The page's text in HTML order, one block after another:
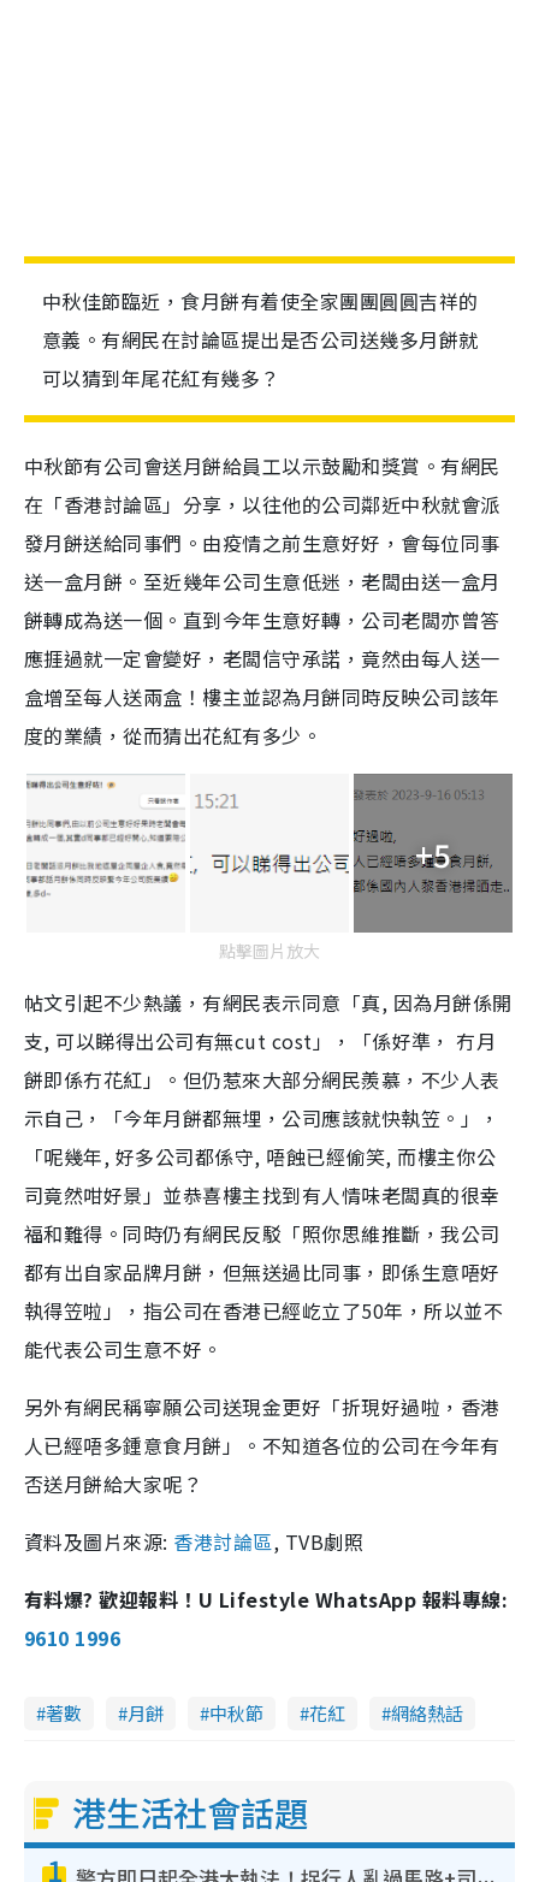
中秋佳節臨近，食月餅有着使全家團團圓圓吉祥的
意義。有網民在討論區提出是否公司送幾多月餅就
可以猜到年尾花紅有幾多？
中秋節有公司會送月餅給員工以示鼓勵和獎賞。有網民
在「香港討論區」分享，以往他的公司鄰近中秋就會派
發月餅送給同事們。由疫情之前生意好好，會每位同事
送一盒月餅。至近幾年公司生意低迷，老闆由送一盒月
餅轉成為送一個。直到今年生意好轉，公司老闆亦曾答
應捱過就一定會變好，老闆信守承諾，竟然由每人送一
盒增至每人送兩盒！樓主並認為月餅同時反映公司該年
度的業績，從而猜出花紅有多少。
+5
點擊圖片放大
帖文引起不少熱議，有網民表示同意「真, 因為月餅係開
支, 可以睇得出公司有無cut cost」，「係好準， 冇月
餅即係冇花紅」。但仍惹來大部分網民羨慕，不少人表
示自己，「今年月餅都無埋，公司應該就快執笠。」，
「呢幾年, 好多公司都係守, 唔蝕已經偷笑, 而樓主你公
司竟然咁好景」並恭喜樓主找到有人情味老闆真的很幸
福和難得。同時仍有網民反駁「照你思維推斷，我公司
都有出自家品牌月餅，但無送過比同事，即係生意唔好
執得笠啦」，指公司在香港已經屹立了50年，所以並不
能代表公司生意不好。
另外有網民稱寧願公司送現金更好「折現好過啦，香港
人已經唔多鍾意食月餅」。不知道各位的公司在今年有
否送月餅給大家呢？
資料及圖片來源: 香港討論區, TVB劇照
有料爆? 歡迎報料！U Lifestyle WhatsApp 報料專線:
9610 1996
著數 月餅 中秋節 花紅 網絡熱話
港生活社會話題
1